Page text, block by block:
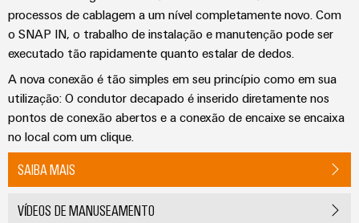
processos de cablagem a um nível completamente novo. Com
o SNAP IN, o trabalho de instalação e manutenção pode ser
executado tão rapidamente quanto estalar de dedos.
A nova conexão é tão simples em seu princípio como em sua
utilização: O condutor decapado é inserido diretamente nos
pontos de conexão abertos e a conexão de encaixe se encaixa
no local com um clique.
SAIBA MAIS
VÍDEOS DE MANUSEAMENTO